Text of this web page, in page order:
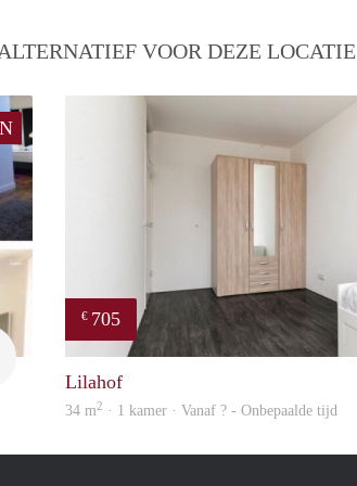
VOOR DEZE LOCATIE
€ 705
Lilahof
34 m2 · 1 kamer · Vanaf ? - Onbepaalde tijd